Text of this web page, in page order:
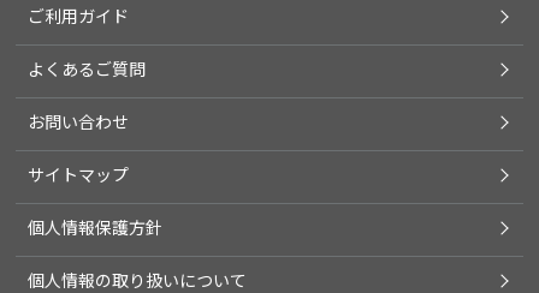
ご利用ガイド
よくあるご質問
お問い合わせ
サイトマップ
個人情報保護方針
個人情報の取り扱いについて